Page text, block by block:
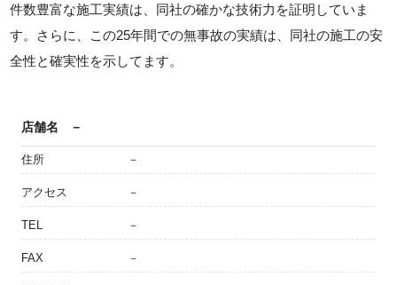
件数豊富な施工実績は、同社の確かな技術力を証明していま
す。さらに、この25年間での無事故の実績は、同社の施工の安
全性と確実性を示してます。
店舗名 －
住所 －
アクセス －
TEL －
FAX －